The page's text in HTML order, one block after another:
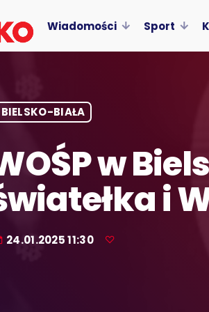
Wiadomości Sport
BIELSKO-BIAŁA
w
i
24.01.2025 11:30